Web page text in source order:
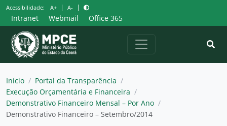
Pular
para
o
conteúdo
Acessibilidade: A+ | A- |
Intranet Webmail Office 365
Início / Portal da Transparência /
Execução Orçamentária e Financeira /
Demonstrativo Financeiro Mensal – Por Ano /
Demonstrativo Financeiro – Setembro/2014